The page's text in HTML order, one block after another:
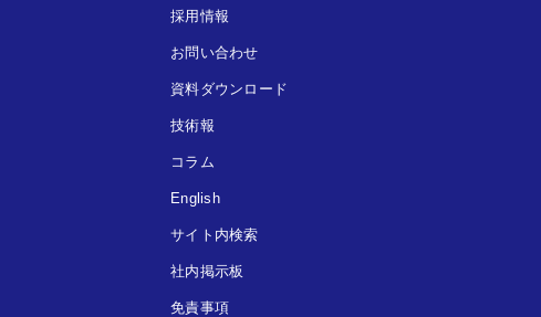
採用情報
お問い合わせ
資料ダウンロード
技術報
コラム
English
サイト内検索
社内掲示板
免責事項